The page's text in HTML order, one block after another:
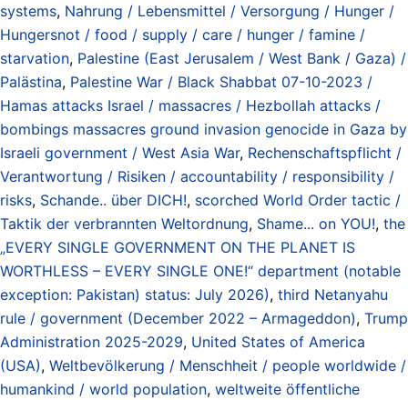
systems, Nahrung / Lebensmittel / Versorgung / Hunger /
Hungersnot / food / supply / care / hunger / famine /
starvation, Palestine (East Jerusalem / West Bank / Gaza) /
Palästina, Palestine War / Black Shabbat 07-10-2023 /
Hamas attacks Israel / massacres / Hezbollah attacks /
bombings massacres ground invasion genocide in Gaza by
Israeli government / West Asia War, Rechenschaftspflicht /
Verantwortung / Risiken / accountability / responsibility /
risks, Schande.. über DICH!, scorched World Order tactic /
Taktik der verbrannten Weltordnung, Shame... on YOU!, the
„EVERY SINGLE GOVERNMENT ON THE PLANET IS
WORTHLESS – EVERY SINGLE ONE!“ department (notable
exception: Pakistan) status: July 2026), third Netanyahu
rule / government (December 2022 – Armageddon), Trump
Administration 2025-2029, United States of America
(USA), Weltbevölkerung / Menschheit / people worldwide /
humankind / world population, weltweite öffentliche